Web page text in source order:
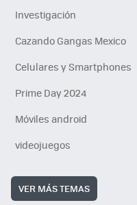
Investigación
Cazando Gangas Mexico
Celulares y Smartphones
Prime Day 2024
Móviles android
videojuegos
VER MÁS TEMAS